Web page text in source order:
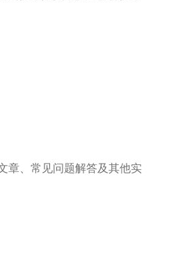
章、常见问题解答及其他实